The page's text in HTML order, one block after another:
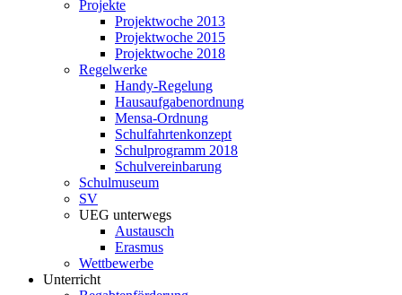
Projekte
Projektwoche 2013
Projektwoche 2015
Projektwoche 2018
Regelwerke
Handy-Regelung
Hausaufgabenordnung
Mensa-Ordnung
Schulfahrtenkonzept
Schulprogramm 2018
Schulvereinbarung
Schulmuseum
SV
UEG unterwegs
Austausch
Erasmus
Wettbewerbe
Unterricht